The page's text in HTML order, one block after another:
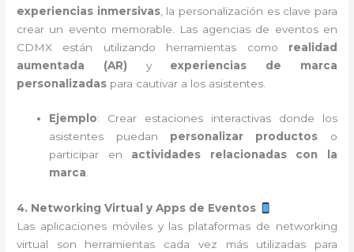
experiencias inmersivas, la personalización es clave para
crear un evento memorable. Las agencias de eventos en
CDMX están utilizando herramientas como realidad
aumentada (AR) y experiencias de marca
personalizadas para cautivar a los asistentes.
Ejemplo: Crear estaciones interactivas donde los
asistentes puedan personalizar productos o
participar en actividades relacionadas con la
marca.
4. Networking Virtual y Apps de Eventos
Las aplicaciones móviles y las plataformas de networking
virtual son herramientas cada vez más utilizadas para